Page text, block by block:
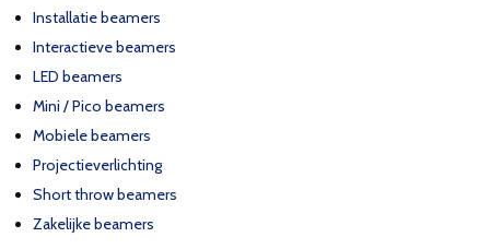
Installatie beamers
Interactieve beamers
LED beamers
Mini / Pico beamers
Mobiele beamers
Projectieverlichting
Short throw beamers
Zakelijke beamers